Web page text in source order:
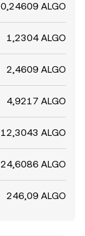
0,24609 ALGO
1,2304 ALGO
2,4609 ALGO
4,9217 ALGO
12,3043 ALGO
24,6086 ALGO
246,09 ALGO